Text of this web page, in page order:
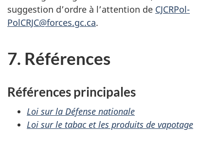
suggestion d’ordre à l’attention de CJCRPol-
PolCRJC@forces.gc.ca.
7. Références
Références principales
Loi sur la Défense nationale
Loi sur le tabac et les produits de vapotage